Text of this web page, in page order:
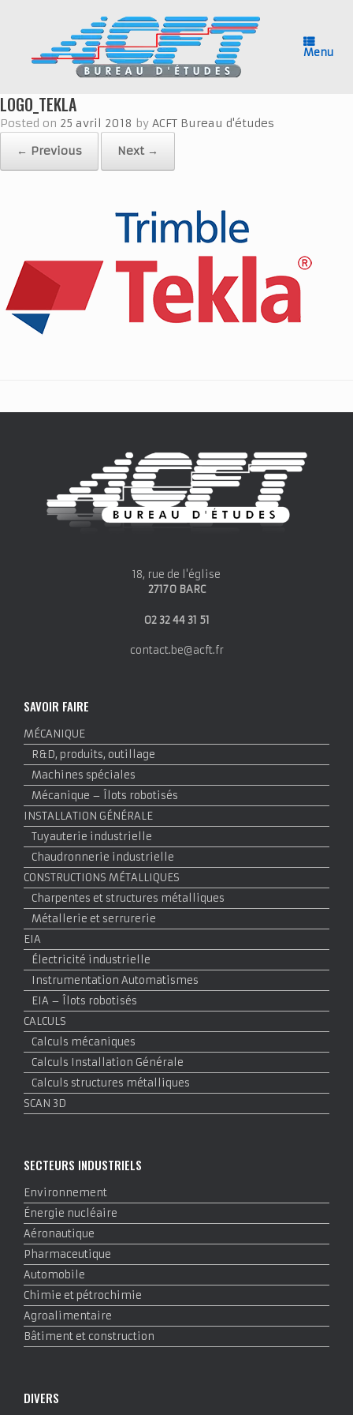
Menu
LOGO_TEKLA
Posted on 25 avril 2018 by ACFT Bureau d'études
← Previous
Next →
18, rue de l'église
27170 BARC
02 32 44 31 51
contact.be@acft.fr
SAVOIR FAIRE
MÉCANIQUE
R&D, produits, outillage
Machines spéciales
Mécanique – Îlots robotisés
INSTALLATION GÉNÉRALE
Tuyauterie industrielle
Chaudronnerie industrielle
CONSTRUCTIONS MÉTALLIQUES
Charpentes et structures métalliques
Métallerie et serrurerie
EIA
Électricité industrielle
Instrumentation Automatismes
EIA – Îlots robotisés
CALCULS
Calculs mécaniques
Calculs Installation Générale
Calculs structures métalliques
SCAN 3D
SECTEURS INDUSTRIELS
Environnement
Énergie nucléaire
Aéronautique
Pharmaceutique
Automobile
Chimie et pétrochimie
Agroalimentaire
Bâtiment et construction
DIVERS